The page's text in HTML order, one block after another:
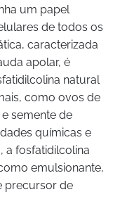
um papel
de todos os
caracterizada
apolar, é
natural
como ovos de
semente de
químicas e
a fosfatidilcolina
emulsionante,
precursor de